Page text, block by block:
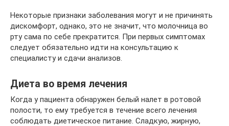
Некоторые признаки заболевания могут и не причинять
дискомфорт, однако, это не значит, что молочница во
рту сама по себе прекратится. При первых симптомах
следует обязательно идти на консультацию к
специалисту и сдачи анализов.
Диета во время лечения
Когда у пациента обнаружен белый налет в ротовой
полости, то ему требуется в течение всего лечения
соблюдать диетическое питание. Сладкую, жирную,